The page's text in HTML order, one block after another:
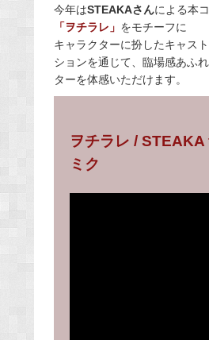
今年はSTEAKAさんによる本
「ヲチラレ」 をモチーフに
キャラクターに扮したキャス
ションを通じて、臨場感あふ
ターを体感いただけます。
ヲチラレ / STEAKA
ミク